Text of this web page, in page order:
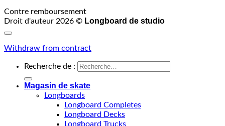
Contre remboursement
Droit d'auteur 2026 © Longboard de studio
Withdraw from contract
Recherche de :
Magasin de skate
Longboards
Longboard Completes
Longboard Decks
Longboard Trucks